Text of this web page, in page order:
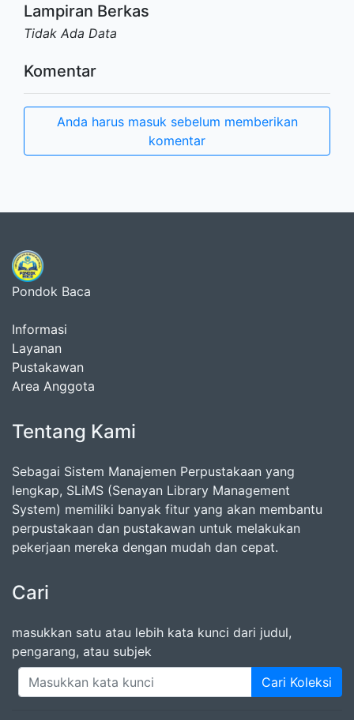
Lampiran Berkas
Tidak Ada Data
Komentar
Anda harus masuk sebelum memberikan
komentar
Pondok Baca
Informasi
Layanan
Pustakawan
Area Anggota
Tentang Kami
Sebagai Sistem Manajemen Perpustakaan yang
lengkap, SLiMS (Senayan Library Management
System) memiliki banyak fitur yang akan membantu
perpustakaan dan pustakawan untuk melakukan
pekerjaan mereka dengan mudah dan cepat.
Cari
masukkan satu atau lebih kata kunci dari judul,
pengarang, atau subjek
Cari Koleksi